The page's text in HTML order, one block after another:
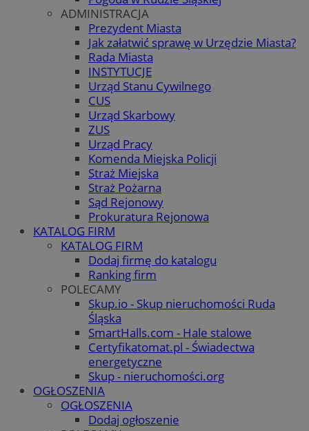
ADMINISTRACJA
Prezydent Miasta
Jak załatwić sprawę w Urzędzie Miasta?
Rada Miasta
INSTYTUCJE
Urząd Stanu Cywilnego
CUS
Urząd Skarbowy
ZUS
Urząd Pracy
Komenda Miejska Policji
Straż Miejska
Straż Pożarna
Sąd Rejonowy
Prokuratura Rejonowa
KATALOG FIRM
KATALOG FIRM
Dodaj firmę do katalogu
Ranking firm
POLECAMY
Skup.io - Skup nieruchomości Ruda
Śląska
SmartHalls.com - Hale stalowe
Certyfikatomat.pl - Świadectwa
energetyczne
Skup - nieruchomości.org
OGŁOSZENIA
OGŁOSZENIA
Dodaj ogłoszenie